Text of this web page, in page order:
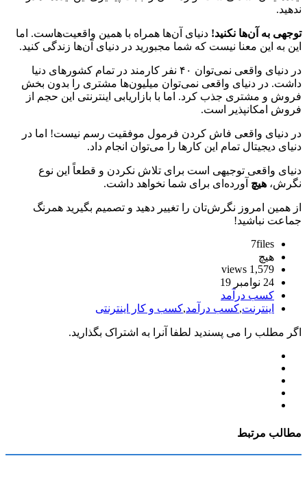
ندهید.
توجهی به آن‌ها نکنید! دنیای آن‌ها همراه با همین واقعیت‌هاست. اما
این به این معنا نیست که شما مجبورید در دنیای آن‌ها زندگی کنید.
در دنیای واقعی نمی‌توان ۴۰ نفر کارمند در تمام کشورهای دنیا
داشت. در دنیای واقعی نمی‌توان میلیون‌ها مشتری را بدون بخش
فروش و مشتری جذب کرد. اما با بازاریابی اینترنتی این حجم از
فروش امکانپذیر است.
در دنیای واقعی فاش کردن فرمول موفقیت رسم نیست! اما در
دنیای دیجیتال تمام این کارها را می‌توان انجام داد.
دنیای واقعی توجیهی است برای تلاش نکردن و قطعاً این نوع
نگرش، هیچ آورده‌ای برای شما نخواهد داشت.
از همین امروز نگرش‌تان را تغییر دهید و تصمیم بگیرید همرنگ
جماعت نباشید!‌
7files
هیچ
1,579 views
24 نوامبر 19
کسب درآمد
اینترنت,کسب درآمد,کسب و کار اینترنتی
اگر مطلب را می پسندید لطفا آنرا به اشتراک بگذارید.
مطالب مرتبط